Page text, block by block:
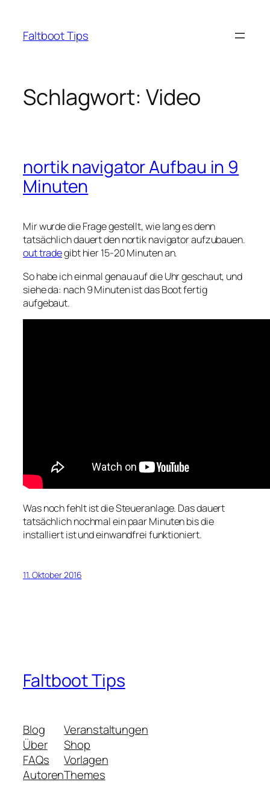
springen
Faltboot Tips
Schlagwort: Video
nortik navigator Aufbau in 9
Minuten
Mir wurde die Frage gestellt, wie lang es denn
tatsächlich dauert den nortik navigator aufzubauen.
out tradegibt hier 15-20 Minuten an.
So habe ich einmal genau auf die Uhr geschaut, und
siehe da: nach 9 Minuten ist das Boot fertig
aufgebaut.
Was noch fehlt ist die Steueranlage. Das dauert
tatsächlich nochmal ein paar Minuten bis die
installiert ist und einwandfrei funktioniert.
11. Oktober 2016
Faltboot Tips
Blog
Über
FAQs
Autoren
Veranstaltungen
Shop
Vorlagen
Themes